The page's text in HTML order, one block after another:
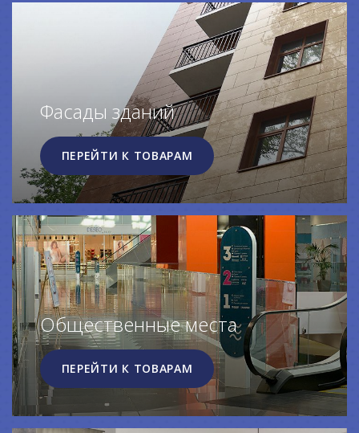
Фасады зданий
ПЕРЕЙТИ К ТОВАРАМ
Общественные места
ПЕРЕЙТИ К ТОВАРАМ